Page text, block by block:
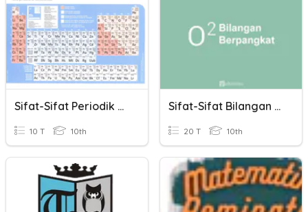
Sifat-Sifat Periodik Unsur
10 T 10th
Sifat-Sifat Bilangan Eksponen
20 T 10th